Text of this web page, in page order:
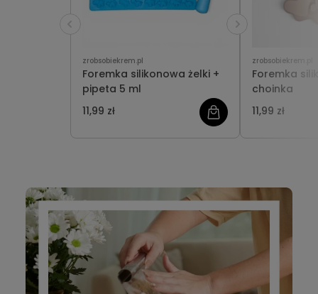
zrobsobiekrem.pl
Foremka silikonowa żelki +
pipeta 5 ml
11,99 zł
zrobsobiekrem.pl
Foremka
choinka
11,99 zł